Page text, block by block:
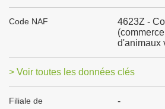
Code NAF
4623Z -
d'animaux
> Voir toutes les données clés
Filiale de -